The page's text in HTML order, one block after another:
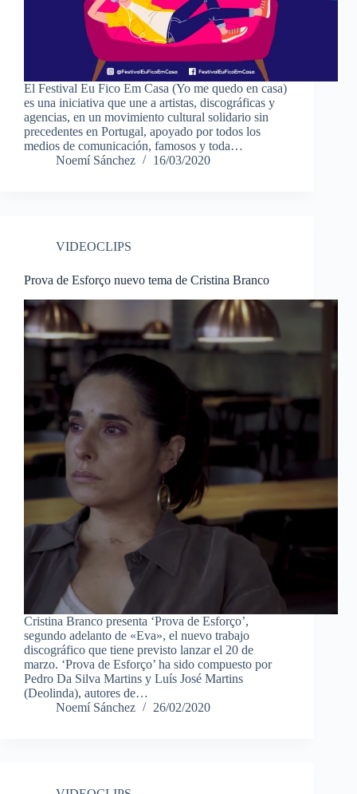
El Festival Eu Fico Em Casa (Yo me quedo en casa)
es una iniciativa que une a artistas, discográficas y
agencias, en un movimiento cultural solidario sin
precedentes en Portugal, apoyado por todos los
medios de comunicación, famosos y toda…
Noemí Sánchez
16/03/2020
VIDEOCLIPS
Prova de Esforço nuevo tema de Cristina Branco
Cristina Branco presenta ‘Prova de Esforço’,
segundo adelanto de «Eva», el nuevo trabajo
discográfico que tiene previsto lanzar el 20 de
marzo. ‘Prova de Esforço’ ha sido compuesto por
Pedro Da Silva Martins y Luís José Martins
(Deolinda), autores de…
Noemí Sánchez
26/02/2020